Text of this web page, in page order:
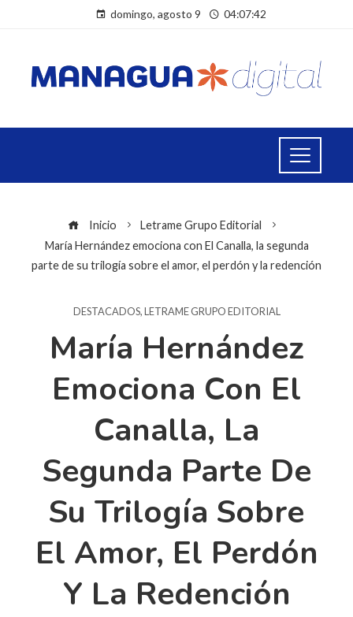
domingo, agosto 9 04:07:43
Inicio
Letrame Grupo Editorial
María Hernández emociona con El Canalla, la segunda
parte de su trilogía sobre el amor, el perdón y la redención
DESTACADOS,LETRAME GRUPO EDITORIAL
María Hernández
Emociona Con El
Canalla, La
Segunda Parte De
Su Trilogía Sobre
El Amor, El Perdón
Y La Redención